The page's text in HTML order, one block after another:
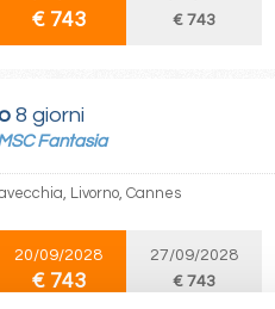
€ 743
€ 743
8 giorni
Fantasia
Livorno, Cannes
20/09/2028
€ 743
27/09/2028
€ 743